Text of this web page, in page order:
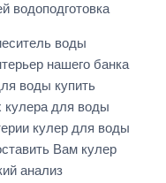
водоподготовка
воды
нашего банка
воды купить
кулера для воды
кулер для воды
Вам кулер
анализ